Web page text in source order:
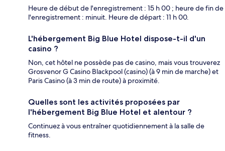
Heure de début de l'enregistrement : 15 h 00 ; heure de fin de
l'enregistrement : minuit. Heure de départ : 11 h 00.
L'hébergement Big Blue Hotel dispose-t-il d'un
casino ?
Non, cet hôtel ne possède pas de casino, mais vous trouverez
Grosvenor G Casino Blackpool (casino) (à 9 min de marche) et
Paris Casino (à 3 min de route) à proximité.
Quelles sont les activités proposées par
l'hébergement Big Blue Hotel et alentour ?
Continuez à vous entraîner quotidiennement à la salle de
fitness.